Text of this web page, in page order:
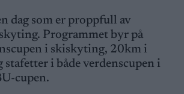
dag som er proppfull av
Programmet byr på
i skiskyting, 20km i
stafetter i både verdenscupen i
cupen.